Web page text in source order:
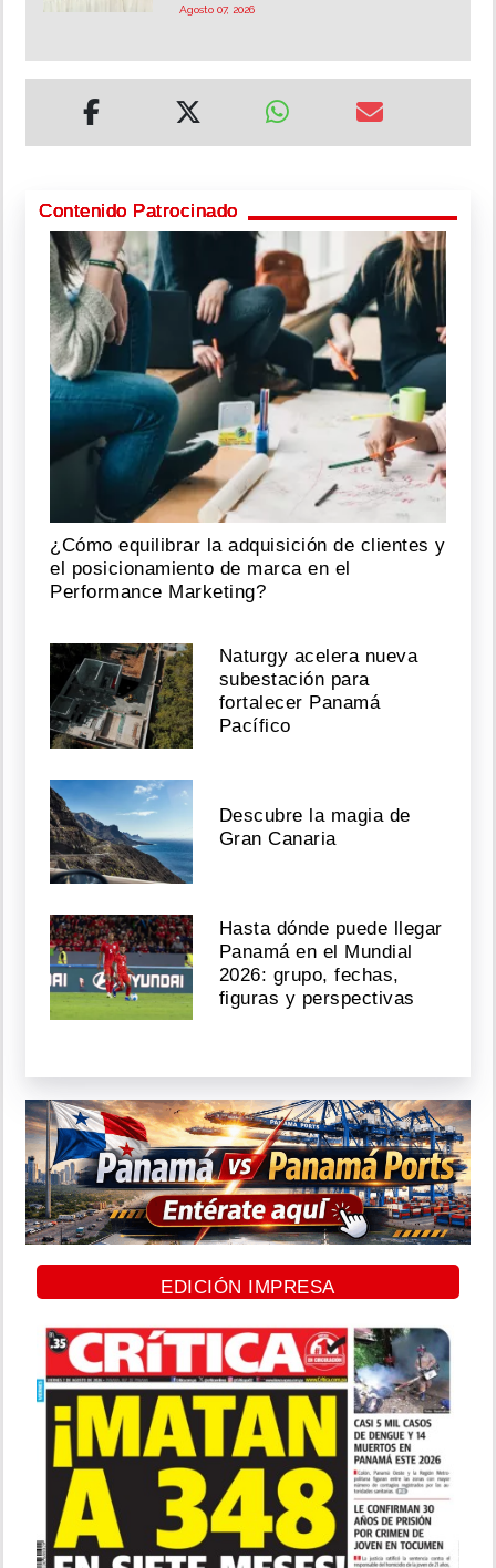
Agosto 07, 2026
Contenido Patrocinado
¿Cómo equilibrar la adquisición de clientes y
el posicionamiento de marca en el
Performance Marketing?
Naturgy acelera nueva
subestación para
fortalecer Panamá
Pacífico
Descubre la magia de
Gran Canaria
Hasta dónde puede llegar
Panamá en el Mundial
2026: grupo, fechas,
figuras y perspectivas
EDICIÓN IMPRESA